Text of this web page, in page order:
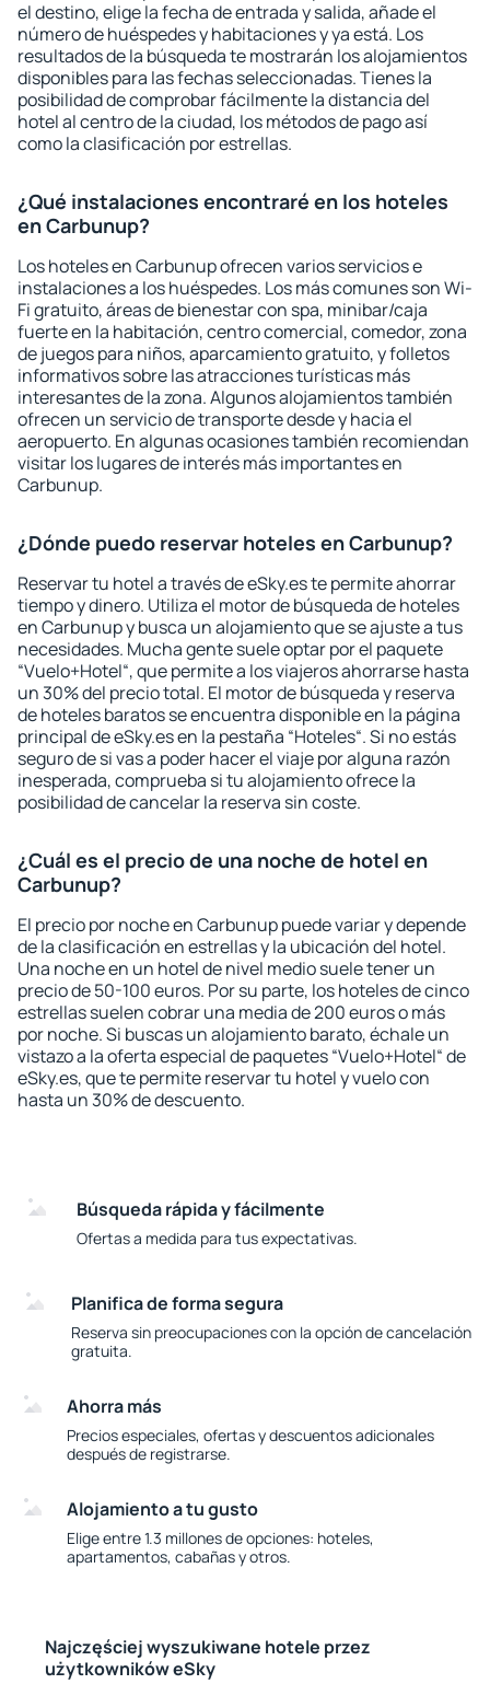
el destino, elige la fecha de entrada y salida, añade el
número de huéspedes y habitaciones y ya está. Los
resultados de la búsqueda te mostrarán los alojamientos
disponibles para las fechas seleccionadas. Tienes la
posibilidad de comprobar fácilmente la distancia del
hotel al centro de la ciudad, los métodos de pago así
como la clasificación por estrellas.
¿Qué instalaciones encontraré en los hoteles
en Carbunup?
Los hoteles en Carbunup ofrecen varios servicios e
instalaciones a los huéspedes. Los más comunes son Wi-
Fi gratuito, áreas de bienestar con spa, minibar/caja
fuerte en la habitación, centro comercial, comedor, zona
de juegos para niños, aparcamiento gratuito, y folletos
informativos sobre las atracciones turísticas más
interesantes de la zona. Algunos alojamientos también
ofrecen un servicio de transporte desde y hacia el
aeropuerto. En algunas ocasiones también recomiendan
visitar los lugares de interés más importantes en
Carbunup.
¿Dónde puedo reservar hoteles en Carbunup?
Reservar tu hotel a través de eSky.es te permite ahorrar
tiempo y dinero. Utiliza el motor de búsqueda de hoteles
en Carbunup y busca un alojamiento que se ajuste a tus
necesidades. Mucha gente suele optar por el paquete
“Vuelo+Hotel“, que permite a los viajeros ahorrarse hasta
un 30% del precio total. El motor de búsqueda y reserva
de hoteles baratos se encuentra disponible en la página
principal de eSky.es en la pestaña “Hoteles“. Si no estás
seguro de si vas a poder hacer el viaje por alguna razón
inesperada, comprueba si tu alojamiento ofrece la
posibilidad de cancelar la reserva sin coste.
¿Cuál es el precio de una noche de hotel en
Carbunup?
El precio por noche en Carbunup puede variar y depende
de la clasificación en estrellas y la ubicación del hotel.
Una noche en un hotel de nivel medio suele tener un
precio de 50-100 euros. Por su parte, los hoteles de cinco
estrellas suelen cobrar una media de 200 euros o más
por noche. Si buscas un alojamiento barato, échale un
vistazo a la oferta especial de paquetes “Vuelo+Hotel“ de
eSky.es, que te permite reservar tu hotel y vuelo con
hasta un 30% de descuento.
Búsqueda rápida y fácilmente
Ofertas a medida para tus expectativas.
Planifica de forma segura
Reserva sin preocupaciones con la opción de cancelación
gratuita.
Ahorra más
Precios especiales, ofertas y descuentos adicionales
después de registrarse.
Alojamiento a tu gusto
Elige entre 1.3 millones de opciones: hoteles,
apartamentos, cabañas y otros.
Najczęściej wyszukiwane hotele przez
użytkowników eSky